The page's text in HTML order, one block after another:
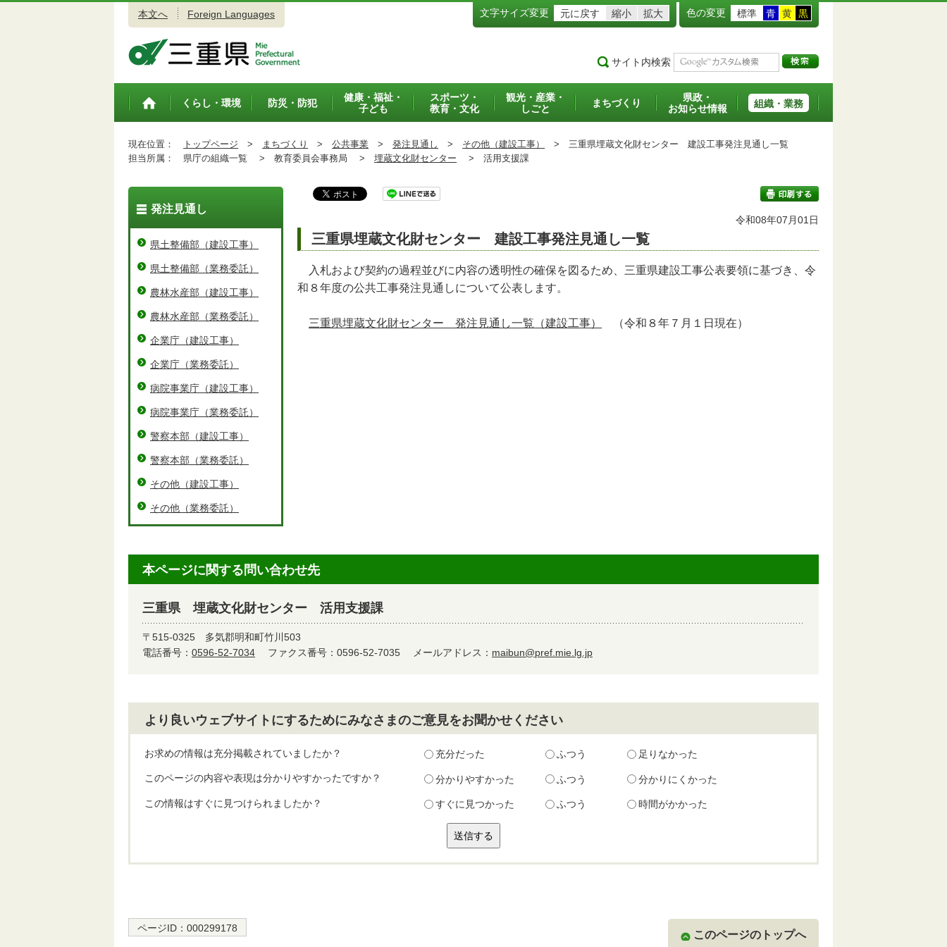
本文へ Foreign Languages 文字サイズ変更 元に戻す 縮小 拡大 色の変更 標準 青 黄 黒
サイト内検索
トップペ
くらし・環境 防災・防犯
健康・福祉・
子ども
スポーツ・
教育・文化
観光・産業・
しごと
まちづくり
県政・
お知らせ情報
組織・業務
現在位置： トップページ > まちづくり > 公共事業 > 発注見通し > その他（建設工事） > 三重県埋蔵文化財センター 建設工事発注見通し一覧
担当所属：
県庁の組織一覧 > 教育委員会事務局 > 埋蔵文化財センター > 活用支援課
印刷する
令和08年07月01日
三重県埋蔵文化財センター 建設工事発注見通し一覧
入札および契約の過程並びに内容の透明性の確保を図るため、三重県建設工事公表要領に基づき、令
和８年度の公共工事発注見通しについて公表します。
三重県埋蔵文化財センター 発注見通し一覧（建設工事） （令和８年７月１日現在）
発注見通し
県土整備部（建設工事）
県土整備部（業務委託）
農林水産部（建設工事）
農林水産部（業務委託）
企業庁（建設工事）
企業庁（業務委託）
病院事業庁（建設工事）
病院事業庁（業務委託）
警察本部（建設工事）
警察本部（業務委託）
その他（建設工事）
その他（業務委託）
本ページに関する問い合わせ先
三重県 埋蔵文化財センター 活用支援課
〒515-0325 多気郡明和町竹川503
電話番号： 0596-52-7034 ファクス番号：0596-52-7035 メールアドレス： maibun@pref.mie.lg.jp
より良いウェブサイトにするためにみなさまのご意見をお聞かせください
お求めの情報は充分掲載されていましたか？ 充分だった ふつう 足りなかった
このページの内容や表現は分かりやすかったですか？ 分かりやすかった ふつう 分かりにくかった
この情報はすぐに見つけられましたか？ すぐに見つかった ふつう 時間がかかった
ページID： 000299178
このページのトップへ